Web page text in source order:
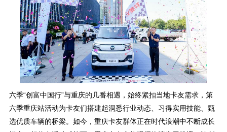
六季“创富中国行”与重庆的几番相遇，始终紧扣当地卡友需求，第
六季重庆站活动为卡友们搭建起洞悉行业动态、习得实用技能、甄
选优质车辆的桥梁。如今，重庆卡友群体正在时代浪潮中不断成长